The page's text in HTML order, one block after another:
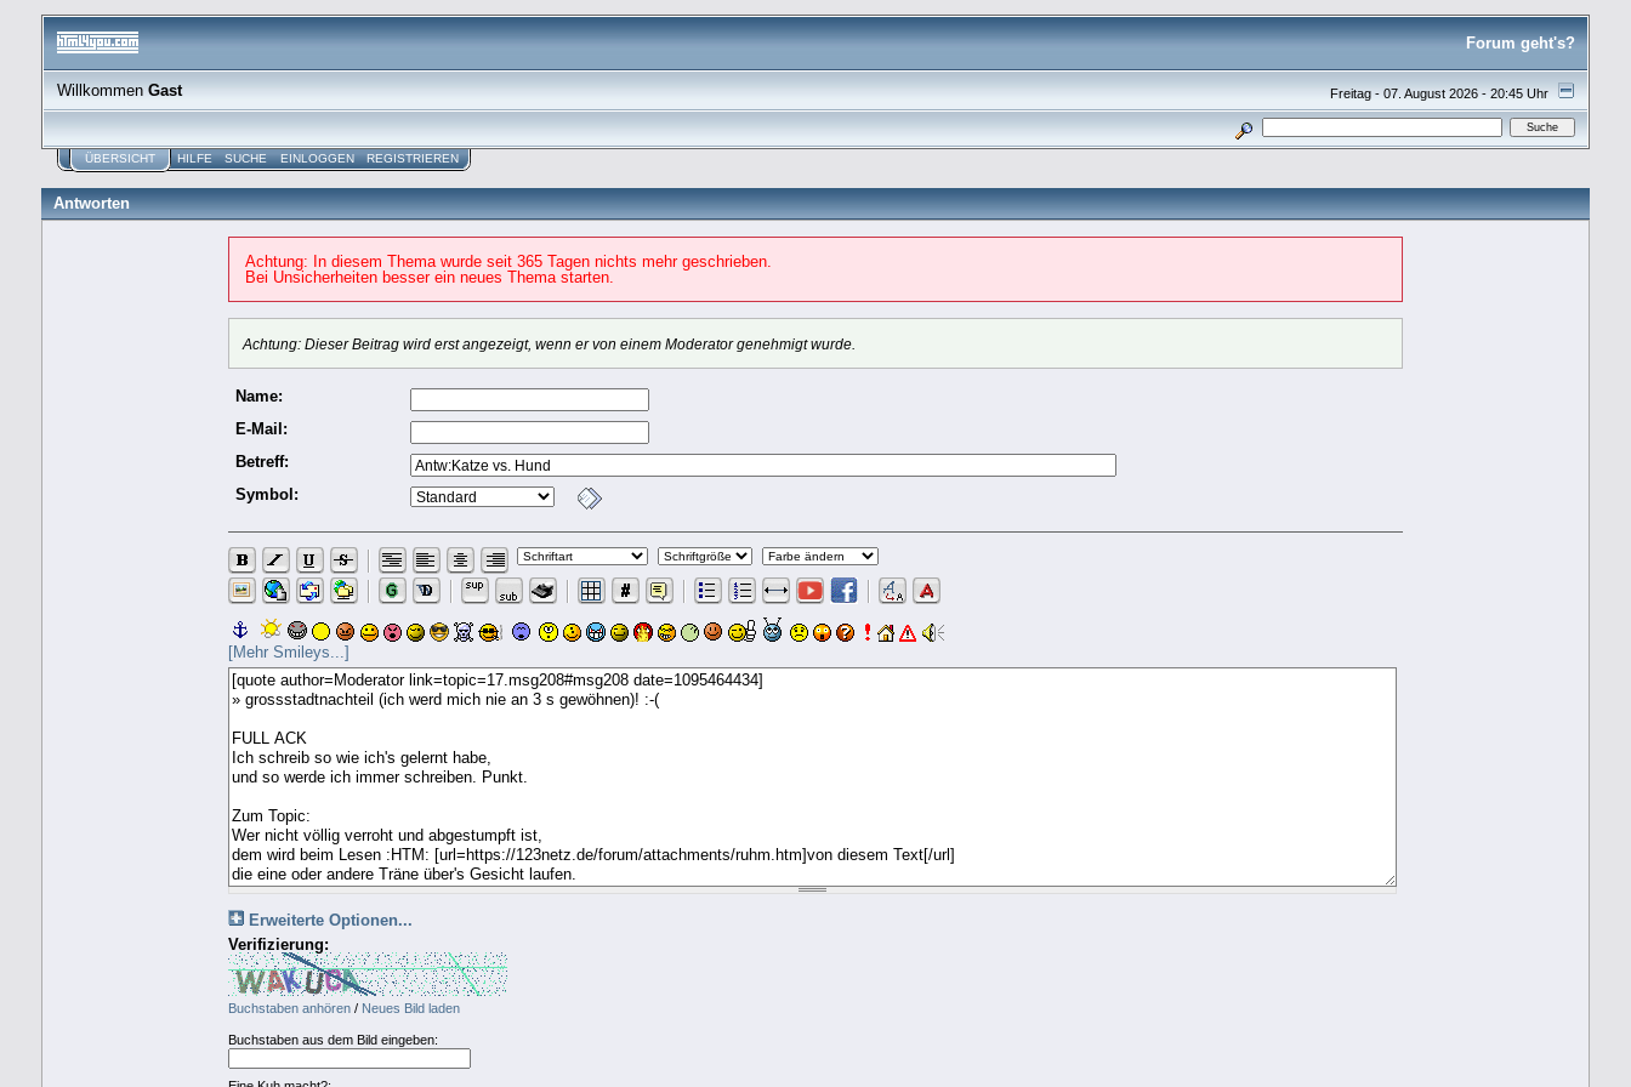
Forum geht's?
Freitag - 07. August 2026 - 20:45 Uhr
WillkommenGast
ÜBERSICHT HILFE SUCHE EINLOGGEN REGISTRIEREN
Antworten
Achtung: In diesem Thema wurde seit 365 Tagen nichts mehr geschrieben.
Bei Unsicherheiten besser ein neues Thema starten.
Achtung: Dieser Beitrag wird erst angezeigt, wenn er von einem Moderator genehmigt wurde.
Name:
E-Mail:
Betreff:
Symbol:
[Mehr Smileys...]
Erweiterte Optionen...
Verifizierung:
Buchstaben anhören/ Neues Bild laden
Buchstaben aus dem Bild eingeben: